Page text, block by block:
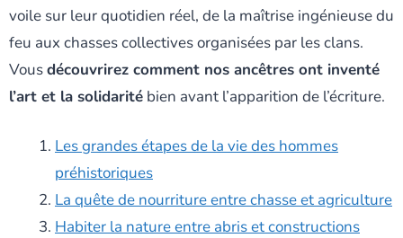
voile sur leur quotidien réel, de la maîtrise ingénieuse du
feu aux chasses collectives organisées par les clans.
Vousdécouvrirez comment nos ancêtres ont inventé
l’art et la solidarité bien avant l’apparition de l’écriture.
Les grandes étapes de la vie des hommes
préhistoriques
La quête de nourriture entre chasse et agriculture
Habiter la nature entre abris et constructions